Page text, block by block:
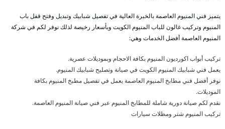
يتميز فني المنيوم العاصمة بالخبرة العالية في تفصيل شبابيك وتبديل وفتح قفل باب
المنيوم وتركيب غالون للباب المنيوم الكويت وبأسعار رخيصة لذلك نوفر لكم في شركة
المنيوم العاصمة أفضل الخدمات وهي:
تركيب أبواب اكورديون المنيوم بكافة الاحجام وبموديلات عصرية.
يعمل فني شبابيك المنيوم الكويت في صيانة وتصليح شبابيك المنيوم.
نوفر أفضل فني مطابخ المنيوم العاصمة يعمل في تفصيل مطبخ المنيوم بكافة
الموديلات.
نقدم لكم صيانة دورية شاملة للمطابخ المنيوم عبر فني صيانة المنيوم العاصمة.
تركيب المنيوم شتر ومظلات سيارات